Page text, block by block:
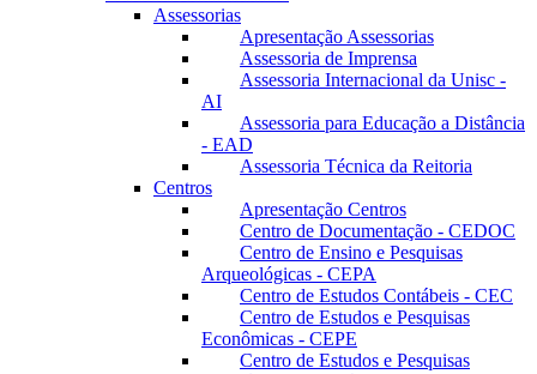
Assessorias
Apresentação Assessorias
Assessoria de Imprensa
Assessoria Internacional da Unisc -
AI
Assessoria para Educação a Distância
- EAD
Assessoria Técnica da Reitoria
Centros
Apresentação Centros
Centro de Documentação - CEDOC
Centro de Ensino e Pesquisas
Arqueológicas - CEPA
Centro de Estudos Contábeis - CEC
Centro de Estudos e Pesquisas
Econômicas - CEPE
Centro de Estudos e Pesquisas